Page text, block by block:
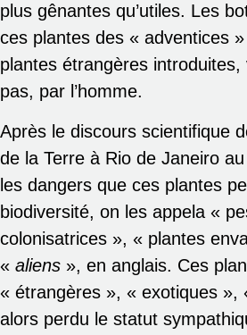
plus gênantes qu’utiles. Les
ces plantes des « adventices »
plantes étrangères
pas, par l’homme.
Après le discours scientifique
de la Terre à Rio de Janeiro
les dangers que ces plantes
biodiversité, on les appela «
colonisatrices », « plantes
« aliens », en anglais. Ces
« étrangères », « exotiques »,
alors perdu le statut